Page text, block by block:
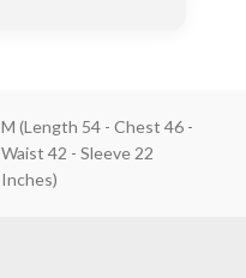
M (Length 54 - Chest 46 -
Waist 42 - Sleeve 22
Inches)